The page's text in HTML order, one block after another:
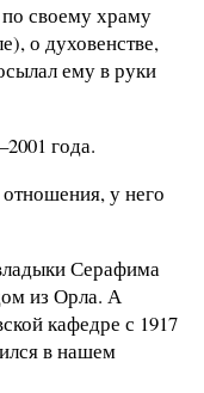
своему храму
о духовенстве,
ему в руки
года.
у него
Серафима
из Орла. А
кафедре с 1917
в нашем